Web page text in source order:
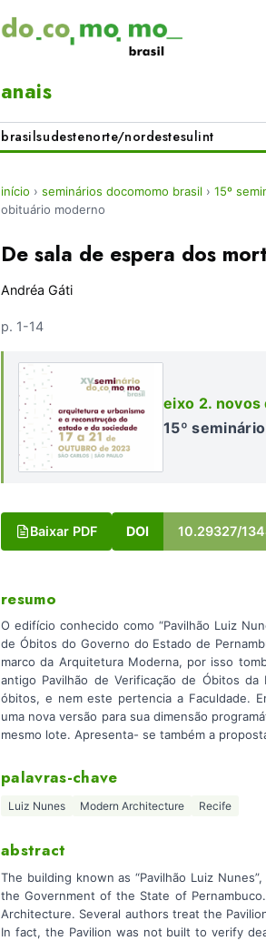
anais
brasilsudestenorte/nordestesulint
início › seminários docomomo brasil › 15º
obituário moderno
De sala de espera dos
Andréa Gáti
p. 1-14
eixo 2.
15º
Baixar PDF DOI 10.29327/
resumo
O edifício conhecido como “Pavilhão Luiz
de Óbitos do Governo do Estado de
marco da Arquitetura Moderna, por isso
antigo Pavilhão de Verificação de Óbitos
óbitos, e nem este pertencia a Faculdade.
uma nova versão para sua dimensão
mesmo lote. Apresenta- se também a
palavras-chave
Luiz Nunes Modern Architecture Recife
abstract
The building known as “Pavilhão Luiz
the Government of the State of
Architecture. Several authors treat the
In fact, the Pavilion was not built to verify